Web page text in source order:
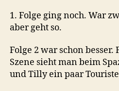
1. Folge ging noch. War
aber geht so.
Folge 2 war schon
Szene sieht man beim
und Tilly ein paar